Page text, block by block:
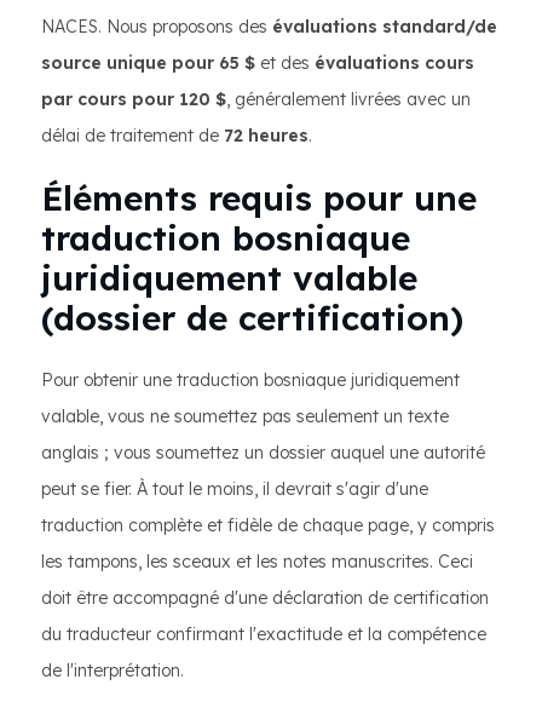
NACES. Nous proposons des évaluations standard/de
source unique pour 65 $ et des évaluations cours
par cours pour 120 $, généralement livrées avec un
délai de traitement de 72 heures.
Éléments requis pour une
traduction bosniaque
juridiquement valable
(dossier de certification)
Pour obtenir une traduction bosniaque juridiquement
valable, vous ne soumettez pas seulement un texte
anglais ; vous soumettez un dossier auquel une autorité
peut se fier. À tout le moins, il devrait s'agir d'une
traduction complète et fidèle de chaque page, y compris
les tampons, les sceaux et les notes manuscrites. Ceci
doit être accompagné d'une déclaration de certification
du traducteur confirmant l'exactitude et la compétence
de l'interprétation.